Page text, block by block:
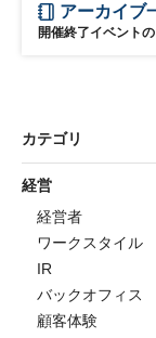
アーカイブ
開催終了イベント
カテゴリ
経営
経営者
ワークスタイル
IR
バックオフィス
顧客体験